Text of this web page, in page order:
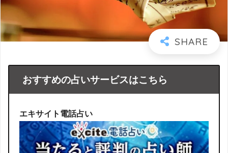
おすすめの占いサービスはこちら
エキサイト電話占い